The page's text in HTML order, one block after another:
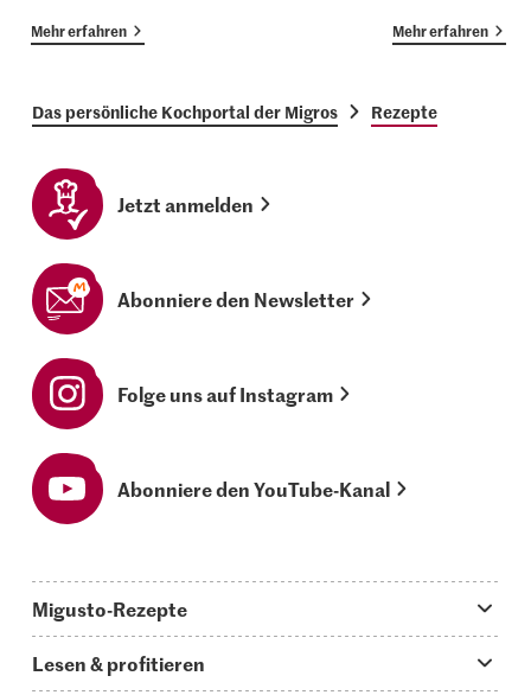
Mehr erfahren Mehr erfahren
Das persönliche Kochportal der Migros Rezepte
Jetzt anmelden
Abonniere den Newsletter
Folge uns auf Instagram
Abonniere den YouTube-Kanal
Migusto-Rezepte
Lesen & profitieren